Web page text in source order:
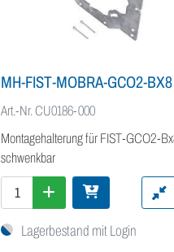
MH-FIST-MOBRA-GCO2-BX8
Art.-Nr.CU0186-000
Montagehalterung für FIST-GCO2-
schwenkbar
Lagerbestand mit Login